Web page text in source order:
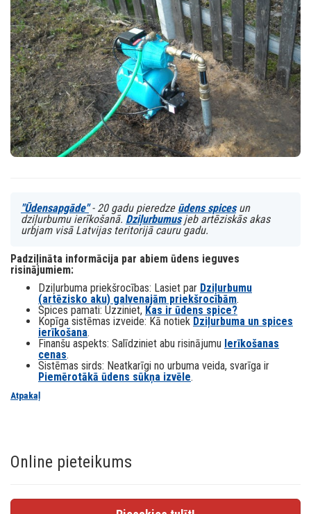
"Ūdensapgāde"- 20 gadu pieredze ūdens spicesun
dziļurbumu ierīkošanā. Dziļurbumusjeb artēziskās akas
urbjam visā Latvijas teritorijā cauru gadu.
Padziļināta informācija par abiem ūdens ieguves
risinājumiem:
Dziļurbuma priekšrocības: Lasiet par Dziļurbumu
(artēzisko aku) galvenajām priekšrocībām.
Spices pamati: Uzziniet, Kas ir ūdens spice?
Kopīga sistēmas izveide: Kā notiek Dziļurbuma un spices
ierīkošana.
Finanšu aspekts: Salīdziniet abu risinājumu Ierīkošanas
cenas.
Sistēmas sirds: Neatkarīgi no urbuma veida, svarīga ir
Piemērotākā ūdens sūkņa izvēle.
Atpakaļ
Online pieteikums